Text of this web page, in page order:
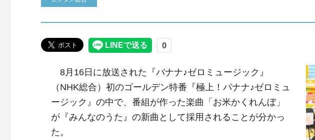
8月16日に放送された『バナナ♪ゼロミュージック』
（NHK総合）初のゴールデン特番『極上！バナナ♪ゼロミュ
ージック』の中で、番組が作った楽曲「お米かくれんぼ」
が『みんなのうた』の新曲として採用されることが分かっ
た。